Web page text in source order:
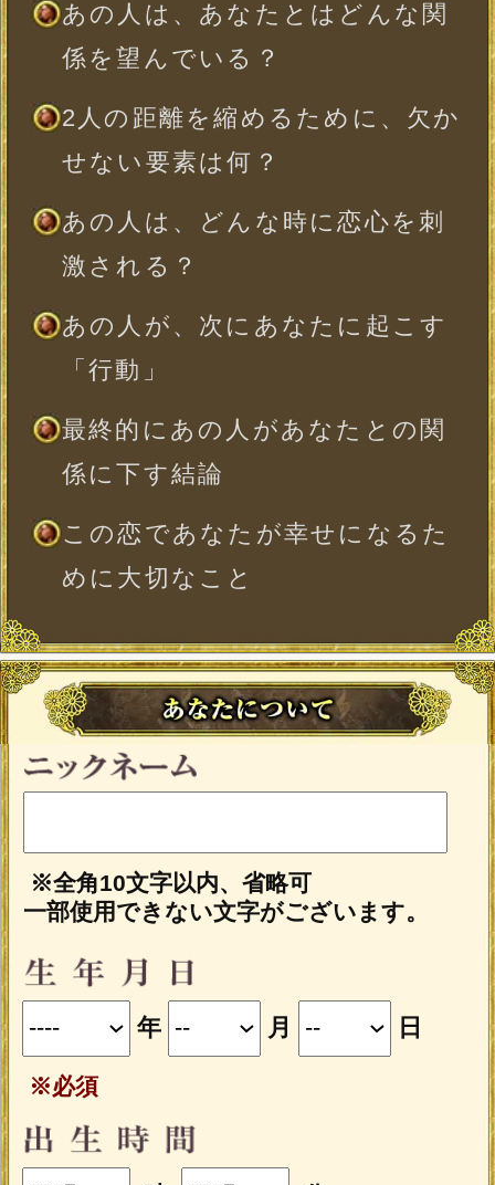
※全角10文字以内、省略可
一部使用できない文字がございます。
年 月 日
※必須
時
00）の場合、23：00〜0：00（晩子刻）は
翌日の0：00〜1：00（早子刻）と同じ命
盤が表示されます。
一部使用できない文字がございます。
※必須
時 分
※出生時間が日を跨ぐ子刻（23：00〜1：
00）の場合、23：00〜0：00（晩子刻）は
翌日の0：00〜1：00（早子刻）と同じ命
盤が表示されます。